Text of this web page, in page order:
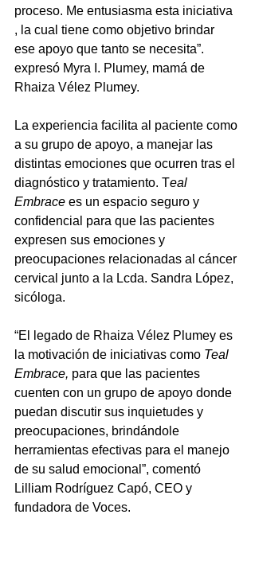
proceso. Me entusiasma esta iniciativa
, la cual tiene como objetivo brindar
ese apoyo que tanto se necesita”.
expresó Myra I. Plumey, mamá de
Rhaiza Vélez Plumey.
La experiencia facilita al paciente como
a su grupo de apoyo, a manejar las
distintas emociones que ocurren tras el
diagnóstico y tratamiento. Teal
Embrace es un espacio seguro y
confidencial para que las pacientes
expresen sus emociones y
preocupaciones relacionadas al cáncer
cervical junto a la Lcda. Sandra López,
sicóloga.
“El legado de Rhaiza Vélez Plumey es
la motivación de iniciativas como Teal
Embrace, para que las pacientes
cuenten con un grupo de apoyo donde
puedan discutir sus inquietudes y
preocupaciones, brindándole
herramientas efectivas para el manejo
de su salud emocional”, comentó
Lilliam Rodríguez Capó, CEO y
fundadora de Voces.